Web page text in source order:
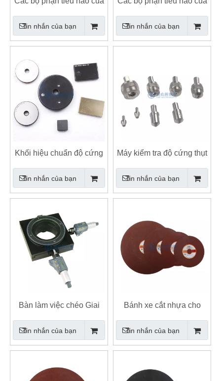
máy dò khuyết tật siêu âm
Tin nhắn của bạn
Máy đo độ cứng Leeb di
động
Tin nhắn của bạn
Khối hiệu chuẩn độ cứng
Tester / Master
Tin nhắn của bạn
Máy kiểm tra độ cứng thụt
lề
Tin nhắn của bạn
Bàn làm việc chéo Giai
đoạn XY cho Máy đo độ
cứng Vickers và kính hiển
vi
Tin nhắn của bạn
Bánh xe cắt nhựa cho
thép cứng, thép cacbon,
Cắt thép hợp kim cứng
Tin nhắn của bạn